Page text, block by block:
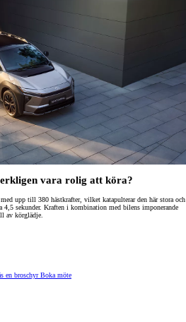
vara rolig att köra?
upp till 380 hästkrafter, vilket katapulterar den här stora och
sekunder. Kraften i kombination med bilens imponerande
av körglädje.
en broschyrBoka möte